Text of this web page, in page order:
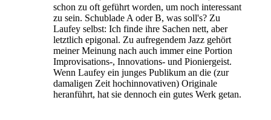
schon zu oft geführt worden, um noch interessant
zu sein. Schublade A oder B, was soll's? Zu
Laufey selbst: Ich finde ihre Sachen nett, aber
letztlich epigonal. Zu aufregendem Jazz gehört
meiner Meinung nach auch immer eine Portion
Improvisations-, Innovations- und Pioniergeist.
Wenn Laufey ein junges Publikum an die (zur
damaligen Zeit hochinnovativen) Originale
heranführt, hat sie dennoch ein gutes Werk getan.